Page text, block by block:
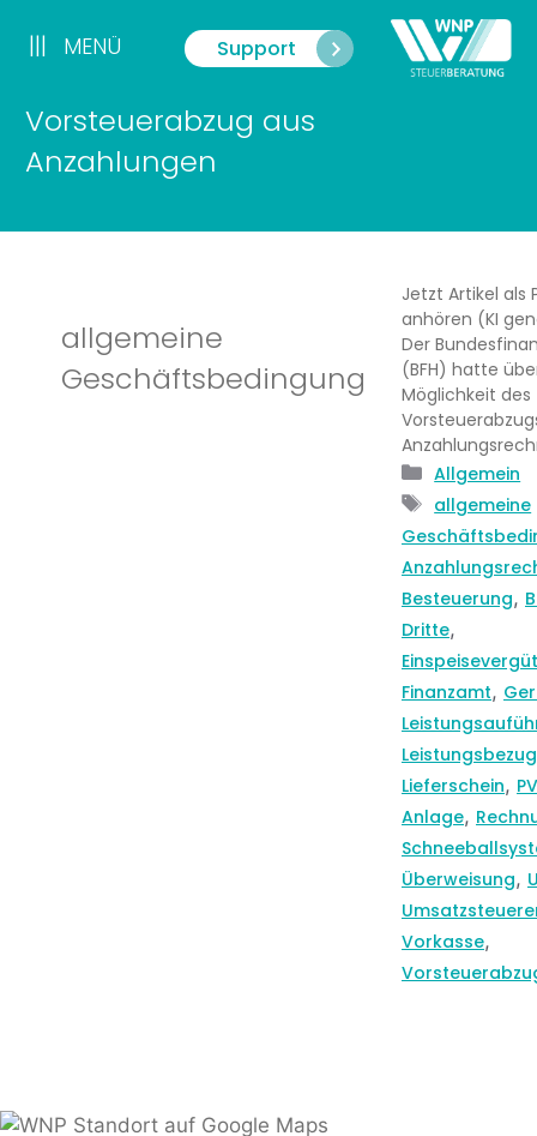
Inhalt
springen
Support
||| MENÜ
Vorsteuerabzug aus
Anzahlungen
allgemeine
Geschäftsbedingung
Jetzt Artikel als
anhören (KI
Der
(BFH) hatte
Möglichkeit des
Kategorien
Allgemein
allgemeine
Besteuerung,
Dritte,
Finanzamt,
Leistungsbezug
Lieferschein,
Anlage,
Überweisung,
Vorkasse,